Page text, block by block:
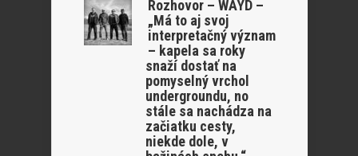
Rozhovor – WAYD –
„Má to aj svoj
interpretačný význam
– kapela sa roky
snaží dostať na
pomyselný vrchol
undergroundu, no
stále sa nachádza na
začiatku cesty,
niekde dole, v